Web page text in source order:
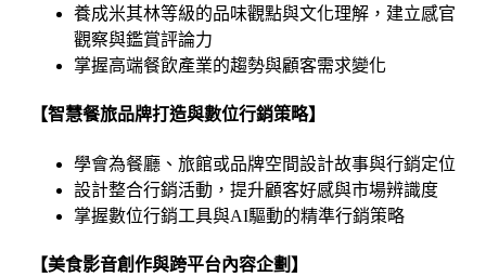
養成米其林等級的品味觀點與文化理解，建立感官
觀察與鑑賞評論力
掌握高端餐飲產業的趨勢與顧客需求變化
【智慧餐旅品牌打造與數位行銷策略】
學會為餐廳、旅館或品牌空間設計故事與行銷定位
設計整合行銷活動，提升顧客好感與市場辨識度
掌握數位行銷工具與AI驅動的精準行銷策略
【美食影音創作與跨平台內容企劃】